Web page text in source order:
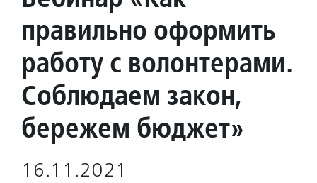
правильно оформить
работу с волонтерами.
Соблюдаем закон,
бережем бюджет»
16.11.2021